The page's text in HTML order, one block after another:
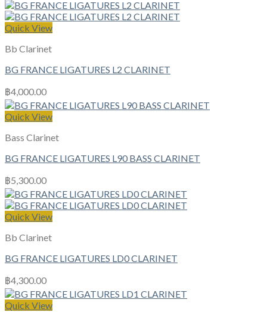
Quick View
Bb Clarinet
BG FRANCE LIGATURES L2 CLARINET
฿4,000.00
Quick View
Bass Clarinet
BG FRANCE LIGATURES L90 BASS CLARINET
฿5,300.00
Quick View
Bb Clarinet
BG FRANCE LIGATURES LD0 CLARINET
฿4,300.00
Quick View